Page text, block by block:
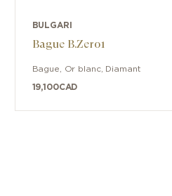
BULGARI
Bague B.Zero1
Bague Or blanc, Diamant
19,100CAD